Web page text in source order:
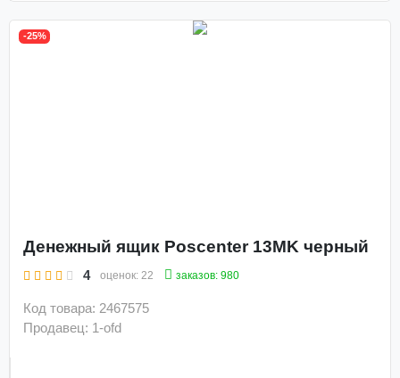
-25%
Денежный ящик Poscenter 13MK черный
4 оценок: 22 заказов: 980
Код товара: 2467575
Продавец: 1-ofd